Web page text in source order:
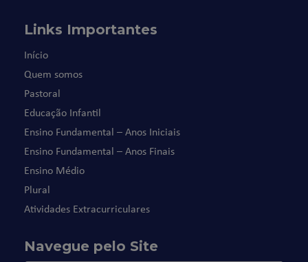
Links Importantes
Início
Quem somos
Pastoral
Educação Infantil
Ensino Fundamental – Anos Iniciais
Ensino Fundamental – Anos Finais
Ensino Médio
Plural
Atividades Extracurriculares
Navegue pelo Site